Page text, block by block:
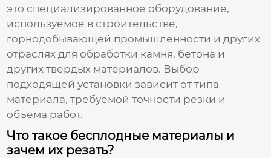
это специализированное оборудование,
используемое в строительстве,
горнодобывающей промышленности и других
отраслях для обработки камня, бетона и
других твердых материалов. Выбор
подходящей установки зависит от типа
материала, требуемой точности резки и
объема работ.
Что такое бесплодные материалы и
зачем их резать?